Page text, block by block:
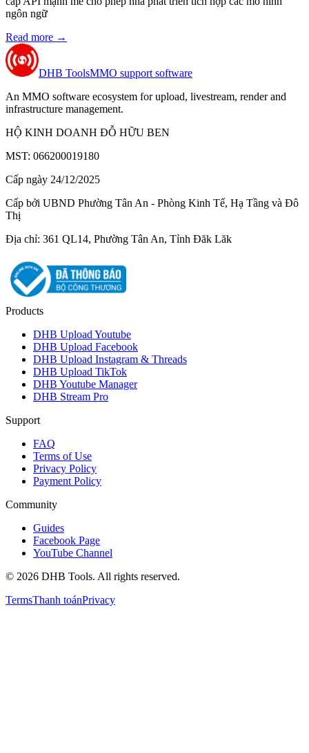
ngôn ngữ
Read more →
DHB ToolsMMO support software
An MMO software ecosystem for upload, livestream, render and
infrastructure management.
HỘ KINH DOANH ĐỖ HỮU BEN
MST: 066200019180
Cấp ngày 24/12/2025
Cấp bởi UBND Phường Tân An - Phòng Kinh Tế, Hạ Tầng và Đô
Thị
Địa chỉ: 361 QL14, Phường Tân An, Tỉnh Đăk Lăk
Products
DHB Upload Youtube
DHB Upload Facebook
DHB Upload Instagram & Threads
DHB Upload TikTok
DHB Youtube Manager
DHB Stream Pro
Support
FAQ
Terms of Use
Privacy Policy
Payment Policy
Community
Guides
Facebook Page
YouTube Channel
© 2026 DHB Tools. All rights reserved.
TermsThanh toánPrivacy